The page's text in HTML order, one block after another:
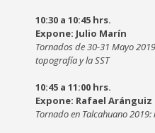
10:30 a 10:45 hrs.
Expone: Julio Marín
Tornados de 30-31 Mayo
topografía y la SST
10:45 a 11:00 hrs.
Expone: Rafael Aránguiz
Tornado en Talcahuano